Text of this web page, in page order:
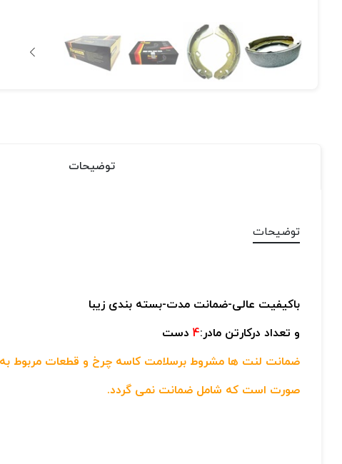
توضیحات
توضیحات
باکیفیت عالی-ضمانت مدت-بسته بندی زیبا
و تعداد درکارتن مادر:4 دست
ضمانت لنت ها مشروط برسلامت کاسه چرخ و قطعات مربوط
صورت است که شامل ضمانت نمی گردد.